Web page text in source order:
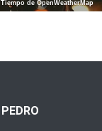
Tiempo de OpenWeatherMap